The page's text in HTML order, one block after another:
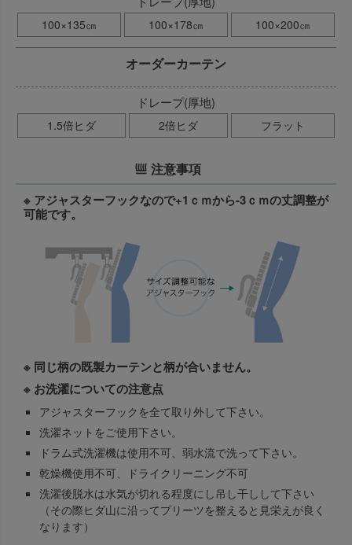
100×135㎝ 100×178㎝ 100×200㎝
オーダーカーテン
ドレープ(厚地)
1.5倍ヒダ 2倍ヒダ フラット
注意事項
※ アジャスターフックなので+1ｃｍから-3ｃｍの丈調整が
可能です。
※ 同じ柄の既製カーテンと柄が合いません。
※ お洗濯についての注意点
アジャスターフックを全て取り外して下さい。
洗濯ネットをご使用下さい。
ドラム式洗濯機は使用不可、弱水流で洗って下さい。
乾燥機使用不可、ドライクリーニング不可
洗濯後脱水は水気が切れる程度にし吊し干しして下さい
（その際ヒダ山に沿ってプリーツを整えると見栄えが良く
なります）